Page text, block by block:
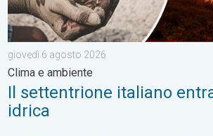
giovedì 6 agosto 2026
Clima e ambiente
Il settentrione italiano
idrica